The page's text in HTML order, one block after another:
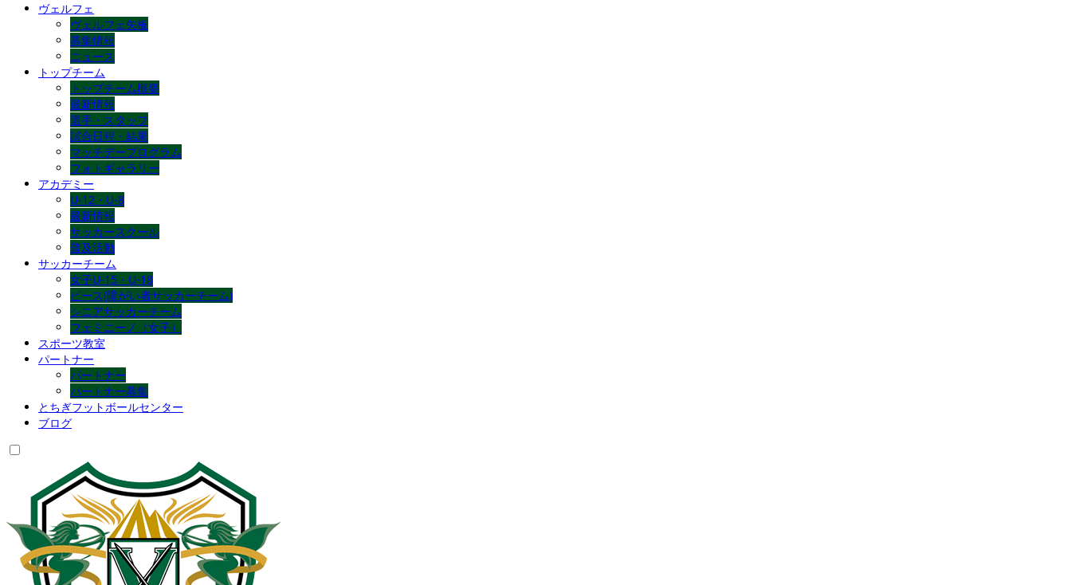
ヴェルフェ
ヴェルフェ矢板
募集情報
ニュース
トップチーム
トップチーム概要
最新情報
選手・スタッフ
試合日程・結果
マッチデープログラム
フォトギャラリー
アカデミー
U-12・U-8
最新情報
サッカースクール
普及活動
サッカーチーム
女子U-15・U-18
ピース(障がい者サッカーチーム)
シニアサッカーチーム
フェミニーノ（女子）
スポーツ教室
パートナー
パートナー
パートナー募集
とちぎフットボールセンター
ブログ